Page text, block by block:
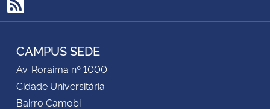
RSS
CAMPUS SEDE
Av. Roraima nº 1000
Cidade Universitária
Bairro Camobi